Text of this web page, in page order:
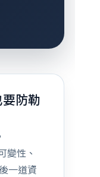
防勒
變性、
一道資